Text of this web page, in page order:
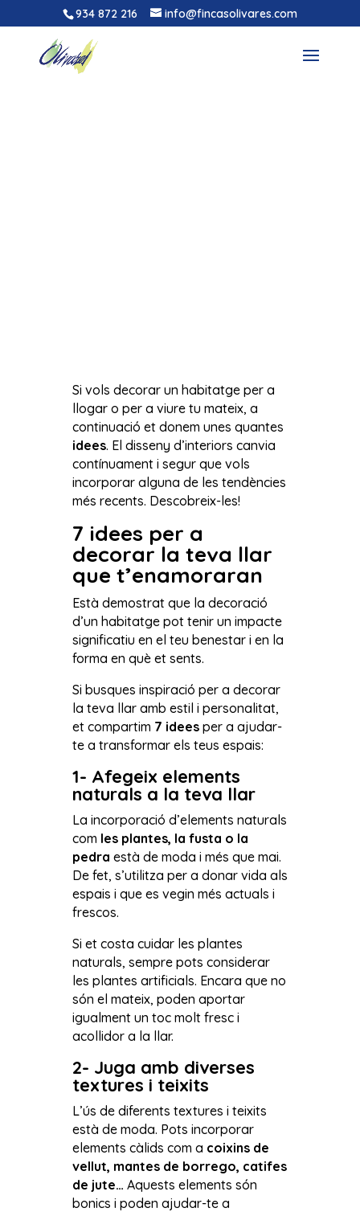
934 872 216 info@fincasolivares.com
Si vols decorar un habitatge per a
llogar o per a viure tu mateix, a
continuació et donem unes quantes
idees. El disseny d’interiors canvia
contínuament i segur que vols
incorporar alguna de les tendències
més recents. Descobreix-les!
7 idees per a
decorar la teva llar
que t’enamoraran
Està demostrat que la decoració
d’un habitatge pot tenir un impacte
significatiu en el teu benestar i en la
forma en què et sents.
Si busques inspiració per a decorar
la teva llar amb estil i personalitat,
et compartim 7 ideesper a ajudar-
te a transformar els teus espais:
1- Afegeix elements
naturals a la teva llar
La incorporació d’elements naturals
com les plantes, la fusta o la
pedra està de moda i més que mai.
De fet, s’utilitza per a donar vida als
espais i que es vegin més actuals i
frescos.
Si et costa cuidar les plantes
naturals, sempre pots considerar
les plantes artificials. Encara que no
són el mateix, poden aportar
igualment un toc molt fresc i
acollidor a la llar.
2- Juga amb diverses
textures i teixits
L’ús de diferents textures i teixits
està de moda. Pots incorporar
elements càlids com a coixins de
vellut, mantes de borrego, catifes
de jute… Aquests elements són
bonics i poden ajudar-te a